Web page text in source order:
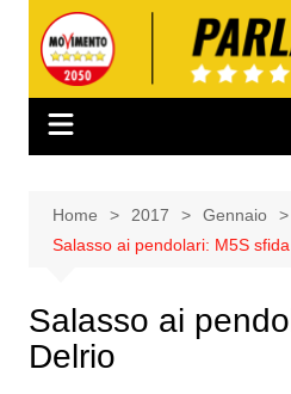
contenuto
Home 2017 Gennaio
Salasso ai pendolari: M5S
Salasso ai
Delrio